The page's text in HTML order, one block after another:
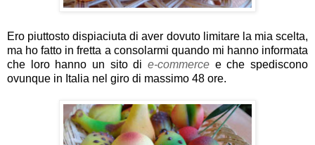
Ero piuttosto dispiaciuta di aver dovuto limitare la mia scelta,
ma ho fatto in fretta a consolarmi quando mi hanno informata
che loro hanno un sito di e-commerce e che spediscono
ovunque in Italia nel giro di massimo 48 ore.